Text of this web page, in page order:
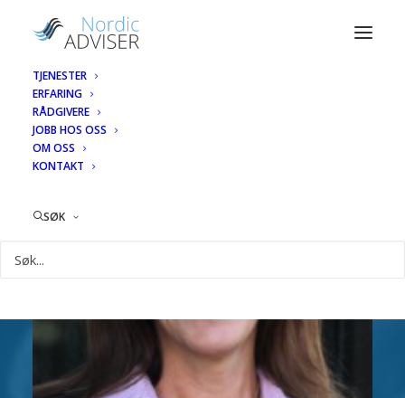
TJENESTER
ERFARING
RÅDGIVERE
JOBB HOS OSS
OM OSS
KONTAKT
SØK